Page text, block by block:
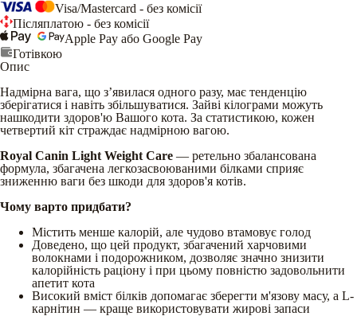
Visa/Mastercard - без комісії
Післяплатою - без комісії
Apple Pay або Google Pay
Готівкою
Опис
Надмірна вага, що з’явилася одного разу, має тенденцію
зберігатися і навіть збільшуватися. Зайві кілограми можуть
нашкодити здоров'ю Вашого кота. За статистикою, кожен
четвертий кіт страждає надмірною вагою.
Royal Canin Light Weight Care — ретельно збалансована
формула, збагачена легкозасвоюваними білками сприяє
зниженню ваги без шкоди для здоров'я котів.
Чому варто придбати?
Містить менше калорій, але чудово втамовує голод
Доведено, що цей продукт, збагачений харчовими
волокнами і подорожником, дозволяє значно знизити
калорійність раціону і при цьому повністю задовольнити
апетит кота
Високий вміст білків допомагає зберегти м'язову масу, а L-
карнітин — краще використовувати жирові запаси